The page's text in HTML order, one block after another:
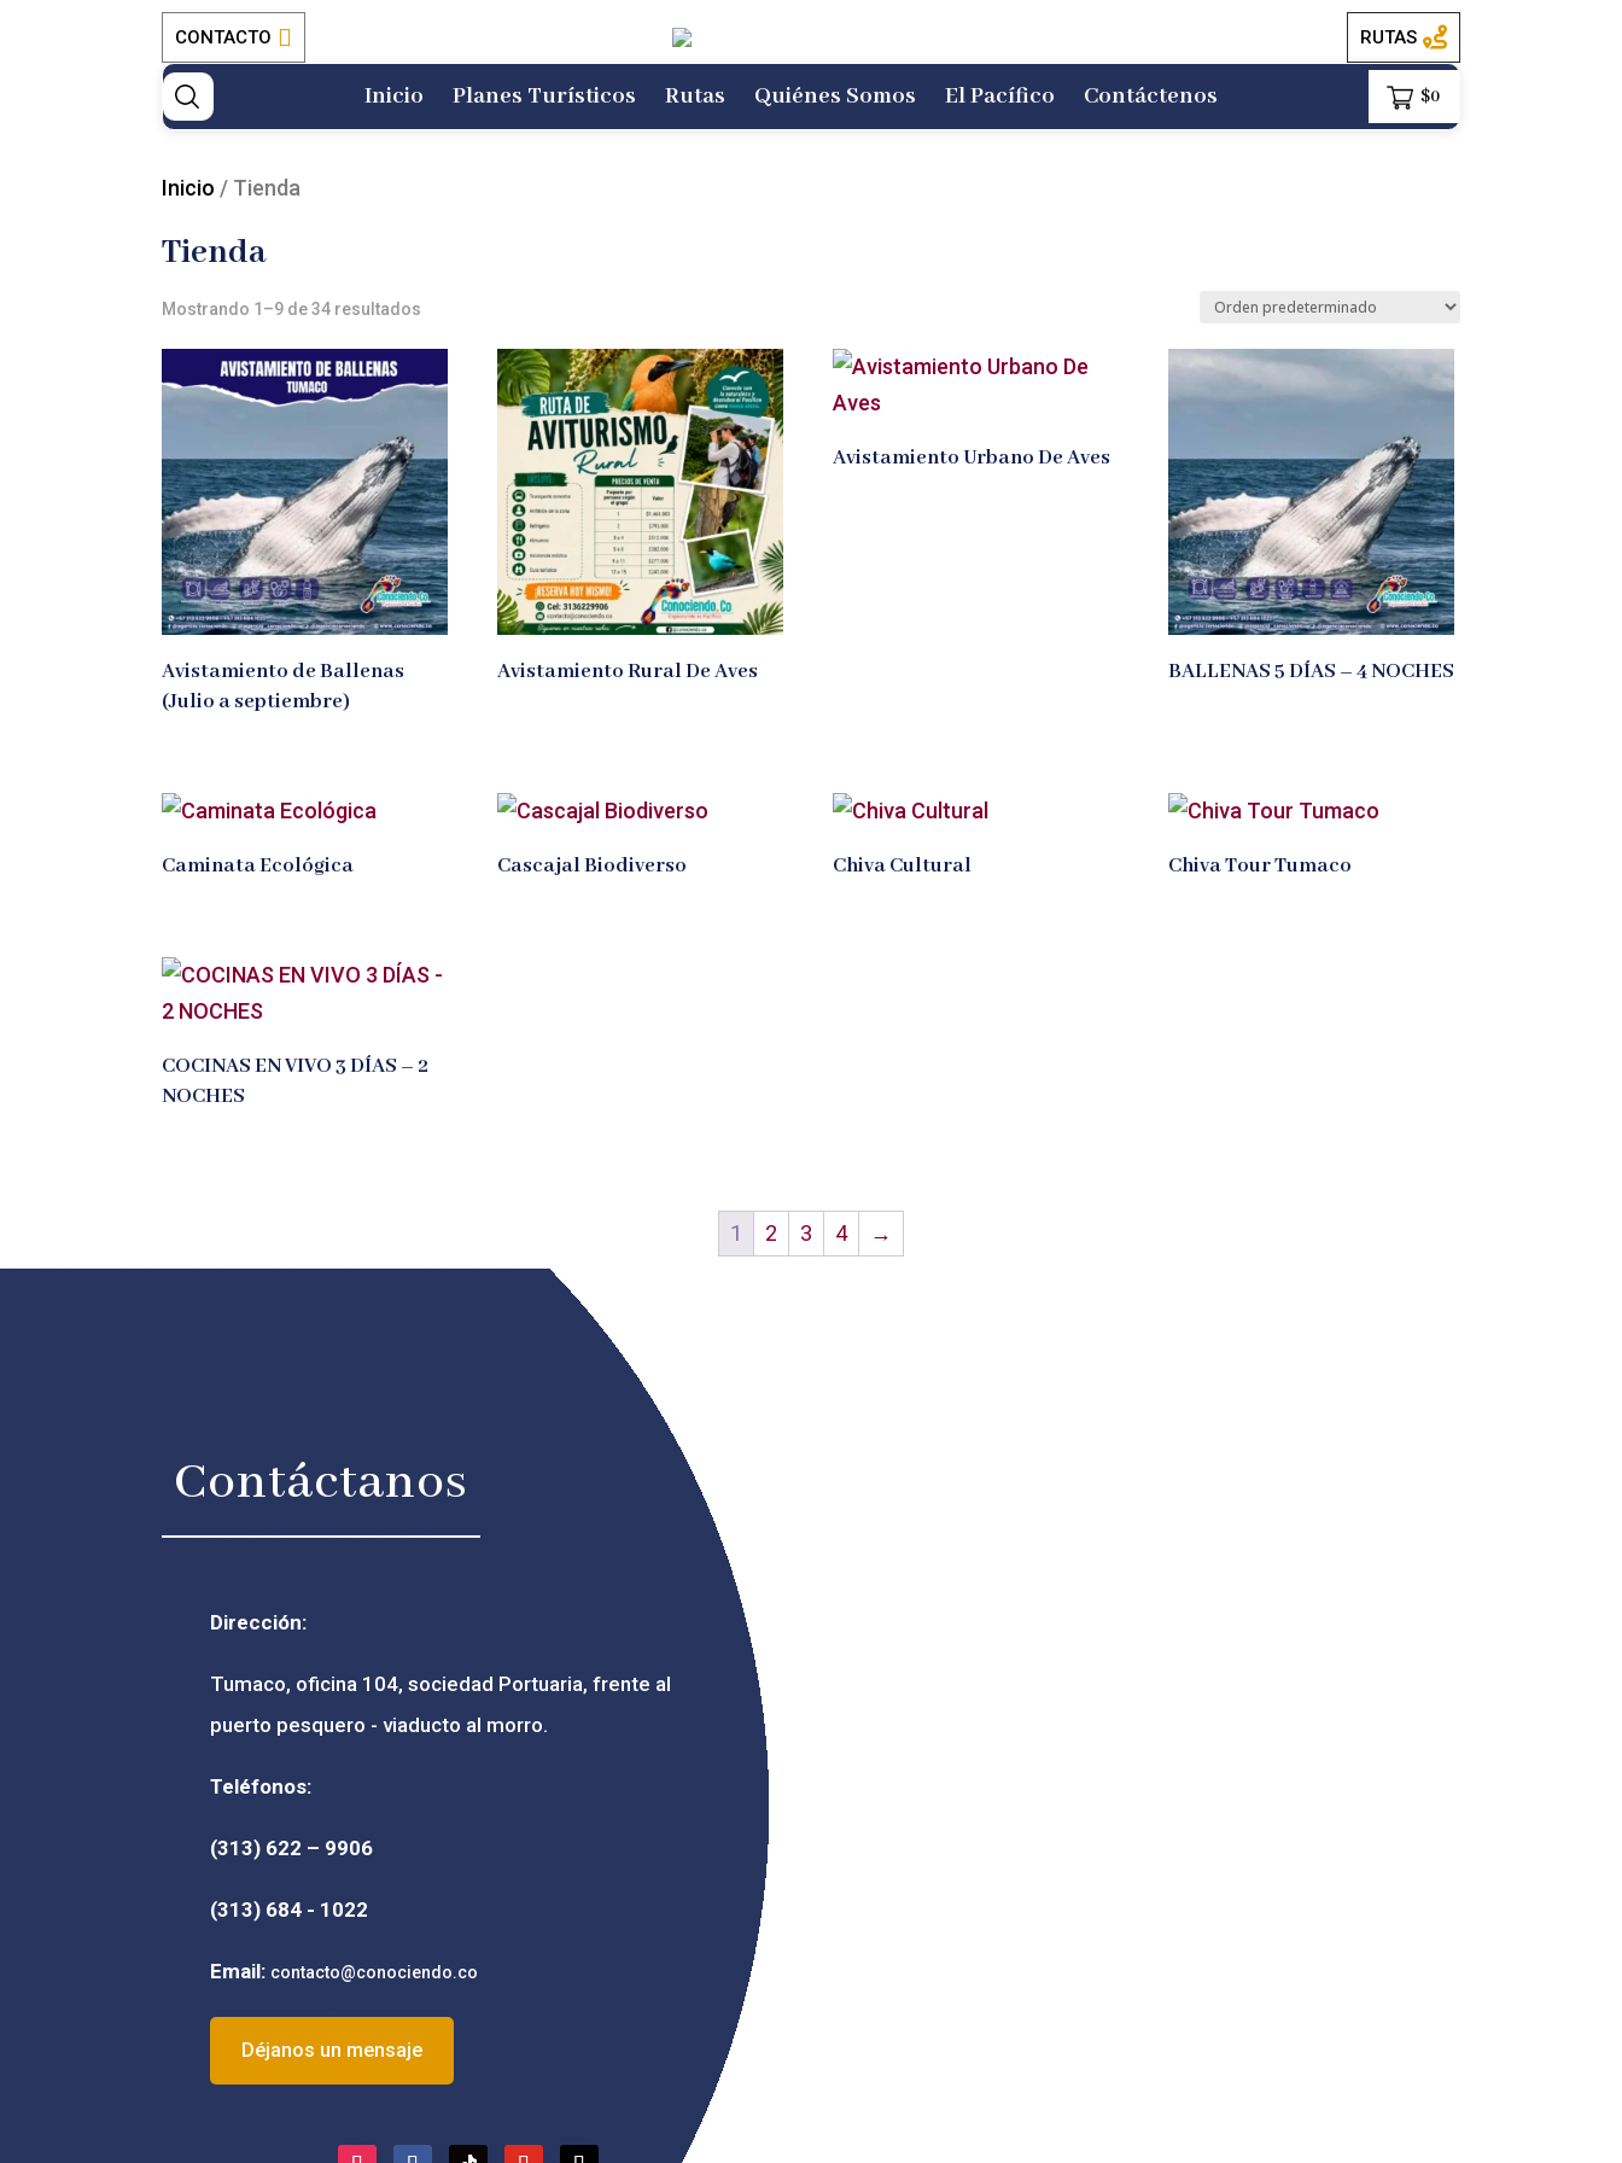
CONTACTO RUTAS
Inicio Planes Turísticos Rutas Quiénes Somos El Pacífico Contáctenos $0
Inicio / Tienda
Tienda
Mostrando 1–9 de 34 resultados
Avistamiento de Ballenas
(Julio a septiembre)
Avistamiento Rural De Aves
Avistamiento Urbano De Aves
BALLENAS 5 DÍAS – 4 NOCHES
Caminata Ecológica Cascajal Biodiverso Chiva Cultural Chiva Tour Tumaco
COCINAS EN VIVO 3 DÍAS – 2
NOCHES
1 2 3 4 →
Contáctanos
Dirección:
Tumaco, oficina 104, sociedad Portuaria, frente al
puerto pesquero - viaducto al morro.
Teléfonos:
(313) 622 – 9906
(313) 684 - 1022
Email: contacto@conociendo.co
Déjanos un mensaje